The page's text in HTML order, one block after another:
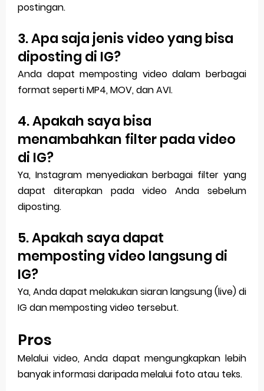
postingan.
3. Apa saja jenis video yang bisa
diposting di IG?
Anda dapat memposting video dalam berbagai
format seperti MP4, MOV, dan AVI.
4. Apakah saya bisa
menambahkan filter pada video
di IG?
Ya, Instagram menyediakan berbagai filter yang
dapat diterapkan pada video Anda sebelum
diposting.
5. Apakah saya dapat
memposting video langsung di
IG?
Ya, Anda dapat melakukan siaran langsung (live) di
IG dan memposting video tersebut.
Pros
Melalui video, Anda dapat mengungkapkan lebih
banyak informasi daripada melalui foto atau teks.